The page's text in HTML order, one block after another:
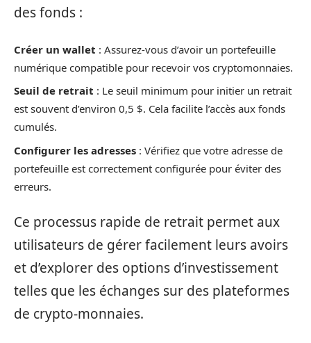
des fonds :
Créer un wallet : Assurez-vous d’avoir un portefeuille
numérique compatible pour recevoir vos cryptomonnaies.
Seuil de retrait : Le seuil minimum pour initier un retrait
est souvent d’environ 0,5 $. Cela facilite l’accès aux fonds
cumulés.
Configurer les adresses : Vérifiez que votre adresse de
portefeuille est correctement configurée pour éviter des
erreurs.
Ce processus rapide de retrait permet aux
utilisateurs de gérer facilement leurs avoirs
et d’explorer des options d’investissement
telles que les échanges sur des plateformes
de crypto-monnaies.